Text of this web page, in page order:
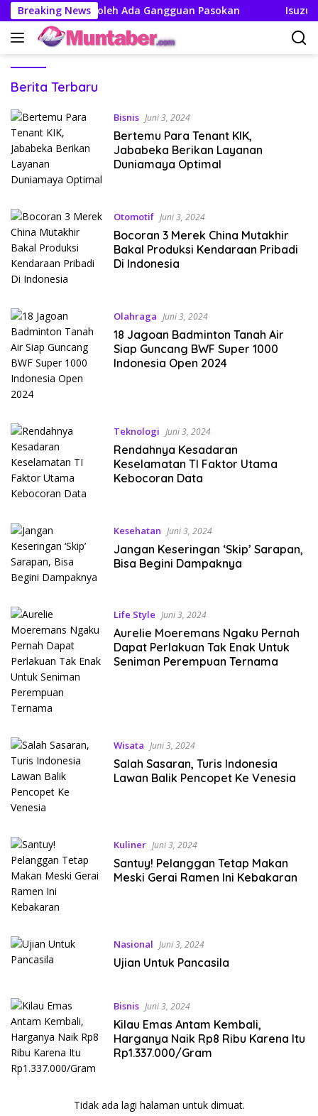
Langsung
ke
konten
Breaking News
Tak Boleh Ada Gangguan Pasokan Isuzu
Muntaber
Berita Terbaru
Bisnis Juni 3, 2024
Bertemu Para Tenant KIK,
Jababeka Berikan Layanan
Duniamaya Optimal
Otomotif Juni 3, 2024
Bocoran 3 Merek China Mutakhir
Bakal Produksi Kendaraan Pribadi
Di Indonesia
Olahraga Juni 3, 2024
18 Jagoan Badminton Tanah Air
Siap Guncang BWF Super 1000
Indonesia Open 2024
Teknologi Juni 3, 2024
Rendahnya Kesadaran
Keselamatan TI Faktor Utama
Kebocoran Data
Kesehatan Juni 3, 2024
Jangan Keseringan ‘Skip’ Sarapan,
Bisa Begini Dampaknya
Life Style Juni 3, 2024
Aurelie Moeremans Ngaku Pernah
Dapat Perlakuan Tak Enak Untuk
Seniman Perempuan Ternama
Wisata Juni 3, 2024
Salah Sasaran, Turis Indonesia
Lawan Balik Pencopet Ke Venesia
Kuliner Juni 3, 2024
Santuy! Pelanggan Tetap Makan
Meski Gerai Ramen Ini Kebakaran
Nasional Juni 3, 2024
Ujian Untuk Pancasila
Bisnis Juni 3, 2024
Kilau Emas Antam Kembali,
Harganya Naik Rp8 Ribu Karena Itu
Rp1.337.000/Gram
Tidak ada lagi halaman untuk dimuat.